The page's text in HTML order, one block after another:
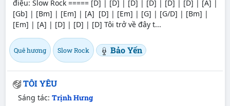
điệu: Slow Rock ===== [D] | [D] | [D] | [D] | [D] | [D] | [A] |
[Gb] | [Bm] | [Em] | [A] [D] | [Em] | [G] | [G/D] | [Bm] |
[Em] | [A] | [D] | [D] | [D] Tôi trở về đây t...
Quê hương Slow Rock Bảo Yến
TÔI YÊU
Sáng tác: Trịnh Hưng